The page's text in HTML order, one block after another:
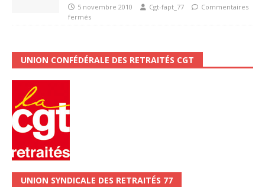
5 novembre 2010 Cgt-fapt_77
Commentaires
fermés
UNION CONFÉDÉRALE DES RETRAITÉS CGT
UNION SYNDICALE DES RETRAITÉS 77